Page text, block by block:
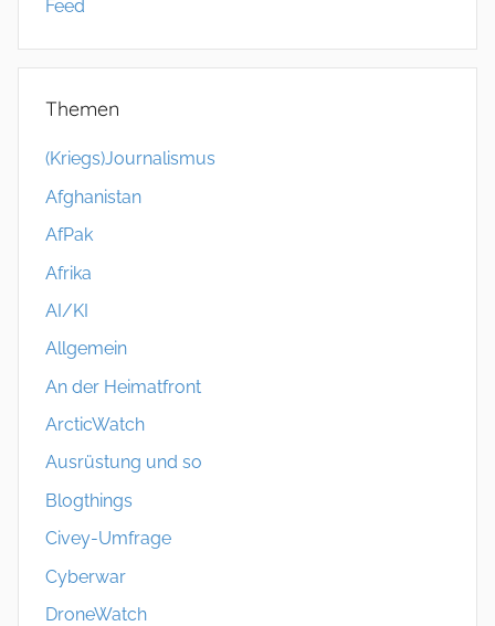
Feed
Themen
(Kriegs)Journalismus
Afghanistan
AfPak
Afrika
AI/KI
Allgemein
An der Heimatfront
ArcticWatch
Ausrüstung und so
Blogthings
Civey-Umfrage
Cyberwar
DroneWatch